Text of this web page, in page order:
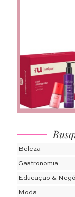
Beleza
Gastronomia
Educação &
Moda